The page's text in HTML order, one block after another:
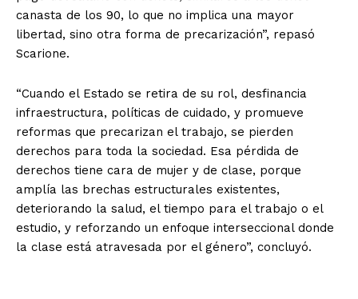
canasta de los 90, lo que no implica una mayor
libertad, sino otra forma de precarización”, repasó
Scarione.
“Cuando el Estado se retira de su rol, desfinancia
infraestructura, políticas de cuidado, y promueve
reformas que precarizan el trabajo, se pierden
derechos para toda la sociedad. Esa pérdida de
derechos tiene cara de mujer y de clase, porque
amplía las brechas estructurales existentes,
deteriorando la salud, el tiempo para el trabajo o el
estudio, y reforzando un enfoque interseccional donde
la clase está atravesada por el género”, concluyó.